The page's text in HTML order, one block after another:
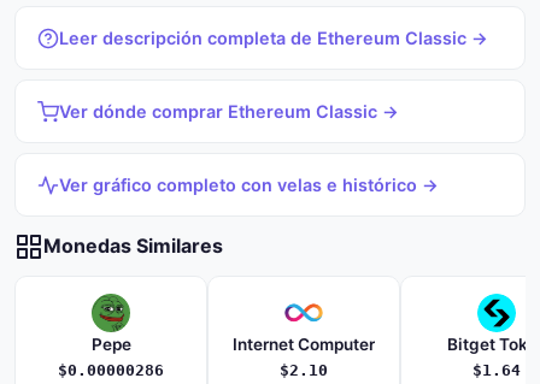
Leer descripción completa de Ethereum Classic →
Ver dónde comprar Ethereum Classic →
Ver gráfico completo con velas e histórico →
Monedas Similares
Pepe
$0.00000286
Internet Computer
$2.10
Bitget
$1.64